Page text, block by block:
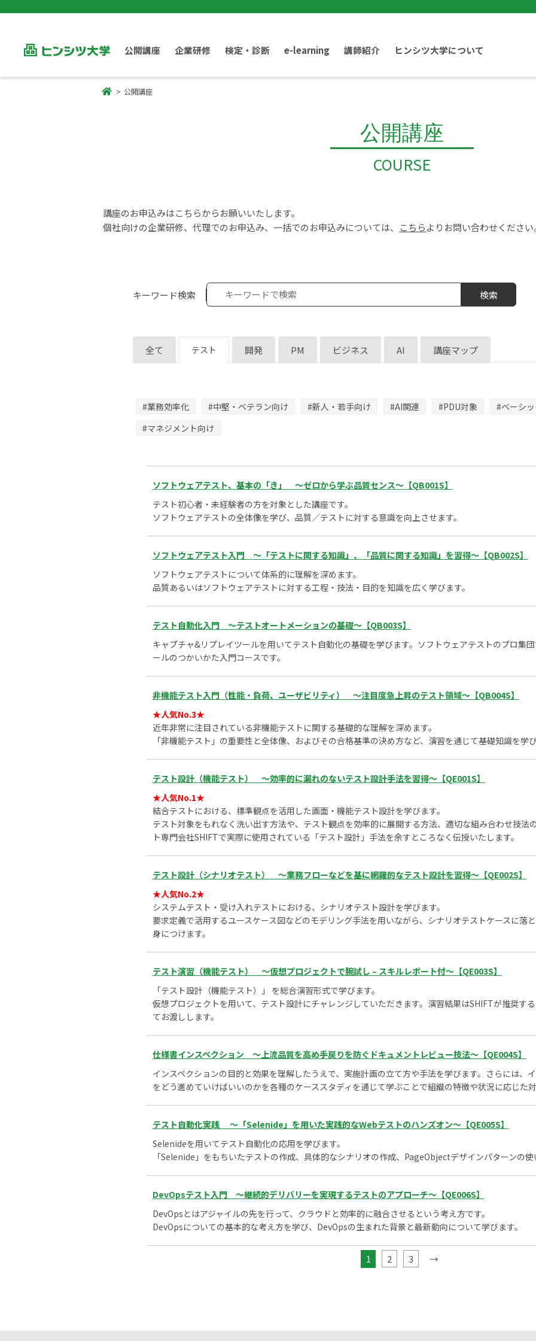
公開講座 企業研修 検定・診断 e-learning 講師紹介 ヒンシツ大学について
公開講座
公開講座
COURSE
講座のお申込みはこちらからお願いいたします。
個社向けの企業研修、代理でのお申込み、一括でのお申込みについては、
こちらよりお問い合わせください
キーワード検索 検索
全て テスト 開発 PM ビジネス AI 講座マップ
#業務効率化 #中堅・ベテラン向け #新人・若手向け #AI関連 #PDU対象 #ベーシッ
#マネジメント向け
ソフトウェアテスト、基本の「き」 ～ゼロから学ぶ品質センス～【QB001S】
テスト初心者・未経験者の方を対象とした講座です。
ソフトウェアテストの全体像を学び、品質／テストに対する意識を向上させます。
ソフトウェアテスト入門 ～「テストに関する知識」、「品質に関する知識」を習得～【QB002S】
ソフトウェアテストについて体系的に理解を深めます。
品質あるいはソフトウェアテストに対する工程・技法・目的を知識を広く学びます。
テスト自動化入門 ～テストオートメーションの基礎～【QB003S】
キャプチャ&リプレイツールを用いてテスト自動化の基礎を学びます。ソフトウェアテストのプロ集
ールのつかいかた入門コースです。
非機能テスト入門（性能・負荷、ユーザビリティ） ～注目度急上昇のテスト領域～【QB004S】
★人気No.3★
近年非常に注目されている非機能テストに関する基礎的な理解を深めます。
「非機能テスト」の重要性と全体像、およびその合格基準の決め方など、演習を通じて基礎知識を学び
テスト設計（機能テスト） ～効率的に漏れのないテスト設計手法を習得～【QE001S】
★人気No.1★
結合テストにおける、標準観点を活用した画面・機能テスト設計を学びます。
テスト対象をもれなく洗い出す方法や、テスト観点を効率的に展開する方法、適切な組み合わせ技法
ト専門会社SHIFTで実際に使用されている「テスト設計」手法を余すところなく伝授いたします。
テスト設計（シナリオテスト） ～業務フローなどを基に網羅的なテスト設計を習得～【QE002S】
★人気No.2★
システムテスト・受け入れテストにおける、シナリオテスト設計を学びます。
要求定義で活用するユースケース図などのモデリング手法を用いながら、シナリオテストケースに落
身につけます。
テスト演習（機能テスト） ～仮想プロジェクトで腕試し – スキルレポート付～【QE003S】
「テスト設計（機能テスト）」 を総合演習形式で学びます。
仮想プロジェクトを用いて、テスト設計にチャレンジしていただきます。演習結果はSHIFTが推奨す
てお渡しします。
仕様書インスペクション ～上流品質を高め手戻りを防ぐドキュメントレビュー技法～【QE004S】
インスペクションの目的と効果を理解したうえで、実施計画の立て方や手法を学びます。さらには、
をどう進めていけばいいのかを各種のケーススタディを通じて学ぶことで組織の特徴や状況に応じた対
テスト自動化実践 ～「Selenide」を用いた実践的なWebテストのハンズオン～【QE005S】
Selenideを用いてテスト自動化の応用を学びます。
「Selenide」をもちいたテストの作成、具体的なシナリオの作成、PageObjectデザインパターンの使
DevOpsテスト入門 ～継続的デリバリーを実現するテストのアプローチ～【QE006S】
DevOpsとはアジャイルの先を行って、クラウドと効率的に融合させるという考え方です。
DevOpsについての基本的な考え方を学び、DevOpsの生まれた背景と最新動向について学びます。
1 2 3 →